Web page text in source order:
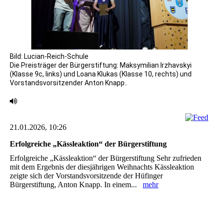
Bild: Lucian-Reich-Schule
Die Preisträger der Bürgerstiftung: Maksymilian Irzhavskyi
(Klasse 9c, links) und Loana Klukas (Klasse 10, rechts) und
Vorstandsvorsitzender Anton Knapp..
21.01.2026, 10:26
Erfolgreiche „Kässleaktion“ der Bürgerstiftung
Erfolgreiche „Kässleaktion“ der Bürgerstiftung Sehr zufrieden
mit dem Ergebnis der diesjährigen Weihnachts Kässleaktion
zeigte sich der ‎Vorstandsvorsitzende der Hüfinger
Bürgerstiftung, Anton Knapp. In einem... mehr